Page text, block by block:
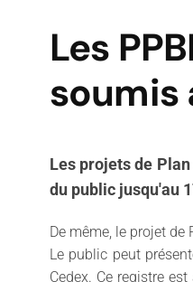
Les
soumis
Les projets de
du public jusqu'au
De même, le projet
Le public peut
Cedex. Ce registre